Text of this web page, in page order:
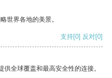
世界各地的美景。
支持[0] 反对[0]
全球覆盖和最高安全性的连接。